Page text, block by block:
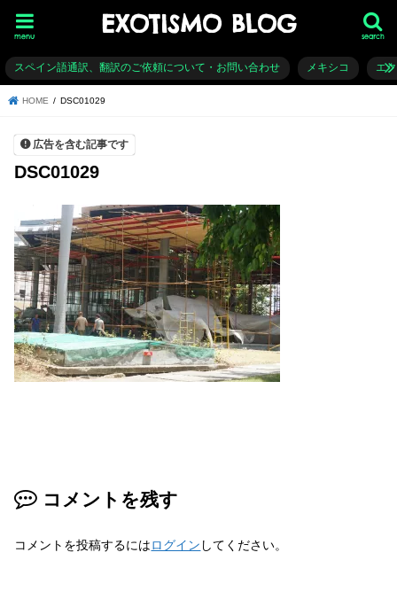
EXOTISMO BLOG search
menu
スペイン語通訳、翻訳のご依頼について・お問い合わせ メキシコ エ
HOME DSC01029
広告を含む記事です
DSC01029
コメントを残す
コメントを投稿するにはログイン してください。